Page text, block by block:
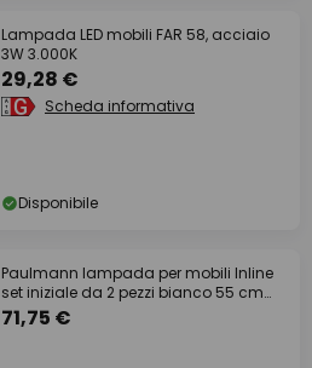
Lampada LED mobili FAR 58, acciaio
3W 3.000K
29,28 €
Scheda informativa
Disponibile
Paulmann lampada per mobili Inline
set iniziale da 2 pezzi bianco 55 cm
830
71,75 €